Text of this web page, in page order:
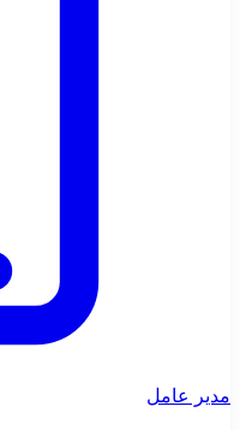
مدیر عامل